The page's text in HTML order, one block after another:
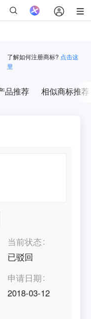
了解如何注册商标? 点击这
里
品推荐 相似商标推荐
当前状态
已驳回
申请日期
2018-03-12